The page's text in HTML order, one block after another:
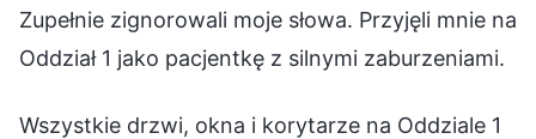
Zupełnie zignorowali moje słowa. Przyjęli mnie na
Oddział 1 jako pacjentkę z silnymi zaburzeniami.
Wszystkie drzwi, okna i korytarze na Oddziale 1